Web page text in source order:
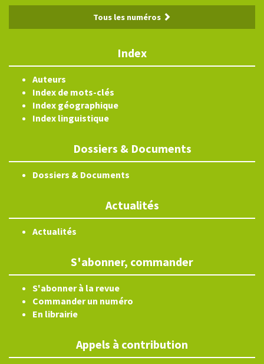
Tous les numéros
Index
Auteurs
Index de mots-clés
Index géographique
Index linguistique
Dossiers & Documents
Dossiers & Documents
Actualités
Actualités
S'abonner, commander
S'abonner à la revue
Commander un numéro
En librairie
Appels à contribution